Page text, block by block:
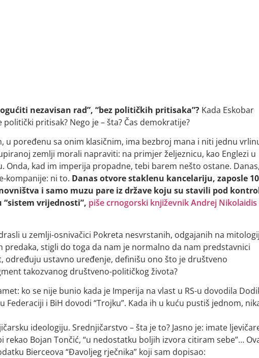
nezavisan rad”, “bez političkih pritisaka”? Kada Eskobar
pritisak? Nego je – šta? Čas demokratije?
u poređenu sa onim klasičnim, ima bezbroj mana i niti jednu
zemlji morali napraviti: na primjer željeznicu, kao Englezi u
Onda, kad im imperija propadne, tebi barem nešto ostane. Danas,
kompanije: ni to. Danas otvore staklenu kancelariju, zaposle 10
i samo muzu pare iz države koju su stavili pod
vrijednosti”, piše crnogorski književnik Andrej Nikolaidis
u zemlji-osnivačici Pokreta nesvrstanih, odgajanih na
stigli do toga da nam je normalno da nam predstavnici
određuju ustavno uređenje, definišu ono što je društveno
takozvanog društveno-političkog života?
ko se nije bunio kada je Imperija na vlast u RS-u dovodila
i BiH dovodi “Trojku”. Kada ih u kuću pustiš jednom,
ideologiju. Srednjičarstvo – šta je to? Jasno je: imate
Bojan Tončić, “u nedostatku boljih izvora citiram sebe”…
Bierceova “Đavoljeg rječnika” koji sam dopisao: